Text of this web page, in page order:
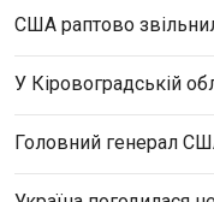
США раптово
У Кіровоградській
Головний генерал